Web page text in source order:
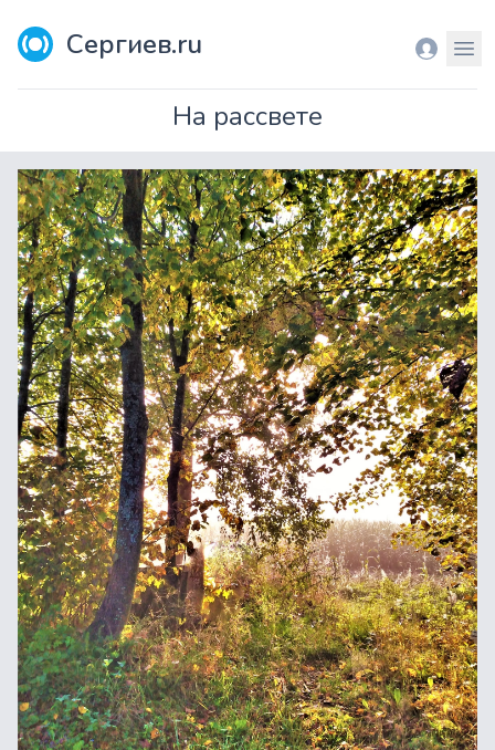
Сергиев.ru Вход
На рассвете